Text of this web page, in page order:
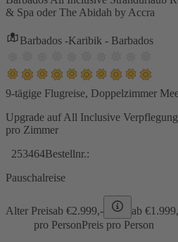
& Spa oder The Abidah by Accra
Barbados -Karibik - Barbados
9-tägige Flugreise, Doppelzimmer
Upgrade auf All Inclusive
pro Zimmer
253464Bestellnr.:
Pauschalreise
Alter Preisab €2.999,- ab €
pro PersonPreis pro Person